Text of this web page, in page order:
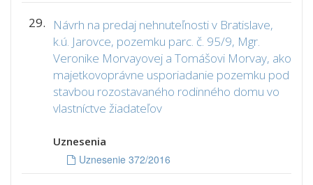
29.
Návrh na predaj nehnuteľnosti v Bratislave,
k.ú. Jarovce, pozemku parc. č. 95/9, Mgr.
Veronike Morvayovej a Tomášovi Morvay, ako
majetkovoprávne usporiadanie pozemku pod
stavbou rozostavaného rodinného domu vo
vlastníctve žiadateľov
Uznesenia
Uznesenie 372/2016